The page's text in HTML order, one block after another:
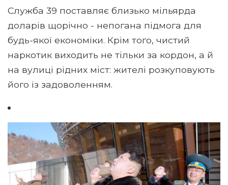
Служба 39 поставляє близько мільярда
доларів щорічно - непогана підмога для
будь-якої економіки. Крім того, чистий
наркотик виходить не тільки за кордон, а й
на вулиці рідних міст: жителі розкуповують
його із задоволенням.